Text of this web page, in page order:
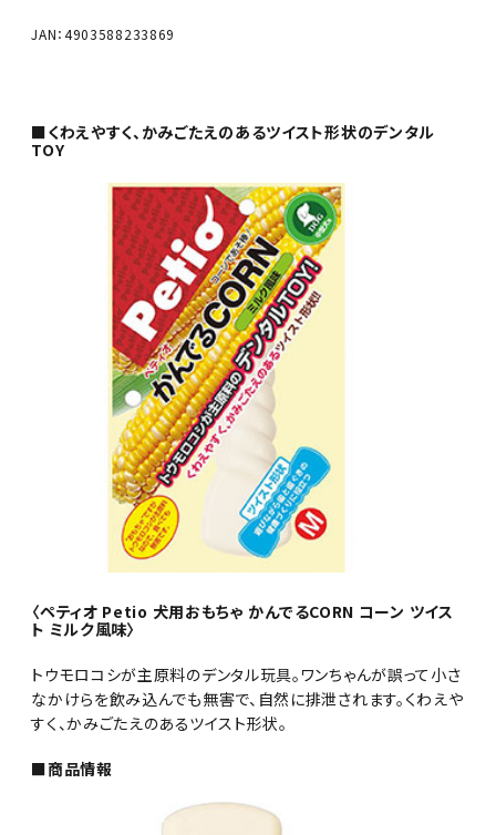
JAN：4903588233869
■くわえやすく、かみごたえのあるツイスト形状のデンタル
TOY
〈ペティオ Petio 犬用おもちゃ かんでるCORN コーン ツイス
ト ミルク風味〉
トウモロコシが主原料のデンタル玩具。ワンちゃんが誤って小さ
なかけらを飲み込んでも無害で、自然に排泄されます。くわえや
すく、かみごたえのあるツイスト形状。
■商品情報